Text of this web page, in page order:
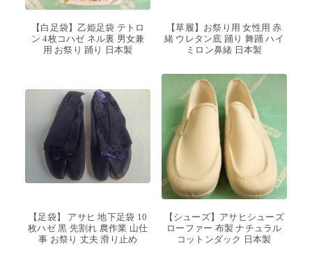
【白足袋】乙姫足袋 テトロ
ン 4枚コハゼ ネル裏 男女兼
用 お祭り 踊り 日本製
【草履】お祭り用 女性用 赤
緒 ウレタン底 踊り 舞踊 ハイ
ミロン鼻緒 日本製
【足袋】 アサヒ 地下足袋 10
枚ハゼ 黒 先割れ 農作業 山仕
事 お祭り 丈夫 滑り止め
【シューズ】アサヒシューズ
ローファー 布製 ナチュラル
コットンダック 日本製